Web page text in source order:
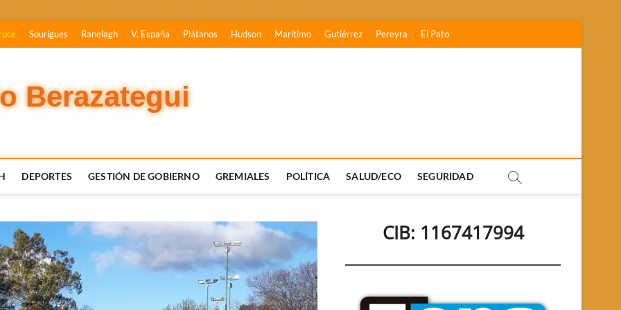
Sourigues Ranelagh V. España Plátanos Hudson Marítimo Gutiérrez Pereyra El Pato
Berazategui
DEPORTES GESTIÓN DE GOBIERNO GREMIALES POLÍTICA SALUD/ECO SEGURIDAD
CIB: 1167417994